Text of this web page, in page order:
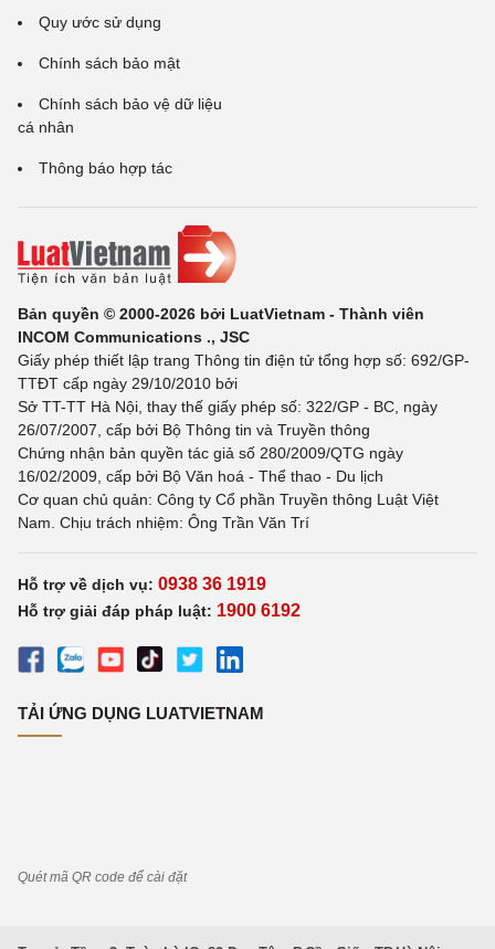
Quy ước sử dụng
Chính sách bảo mật
Chính sách bảo vệ dữ liệu
cá nhân
Thông báo hợp tác
Bản quyền © 2000-2026 bởi LuatVietnam - Thành viên
INCOM Communications ., JSC
Giấy phép thiết lập trang Thông tin điện tử tổng hợp số: 692/GP-
TTĐT cấp ngày 29/10/2010 bởi
Sở TT-TT Hà Nội, thay thế giấy phép số: 322/GP - BC, ngày
26/07/2007, cấp bởi Bộ Thông tin và Truyền thông
Chứng nhận bản quyền tác giả số 280/2009/QTG ngày
16/02/2009, cấp bởi Bộ Văn hoá - Thể thao - Du lịch
Cơ quan chủ quản: Công ty Cổ phần Truyền thông Luật Việt
Nam. Chịu trách nhiệm: Ông Trần Văn Trí
Hỗ trợ về dịch vụ: 0938 36 1919
Hỗ trợ giải đáp pháp luật: 1900 6192
TẢI ỨNG DỤNG LUATVIETNAM
Quét mã QR code để cài đặt